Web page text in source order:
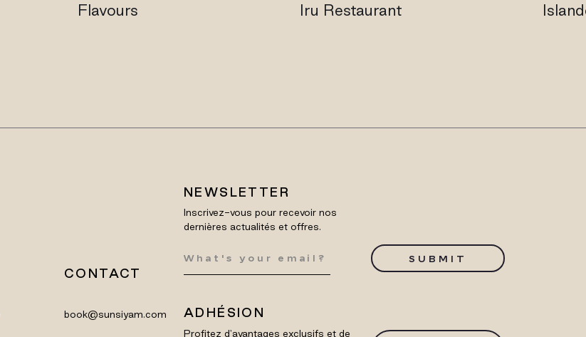
Flavours Iru Restaurant
CONTACT
book@sunsiyam.com
NEWSLETTER
Inscrivez-vous pour recevoir nos
dernières actualités et offres.
SUBMIT
ADHÉSION
Profitez d'avantages exclusifs et de